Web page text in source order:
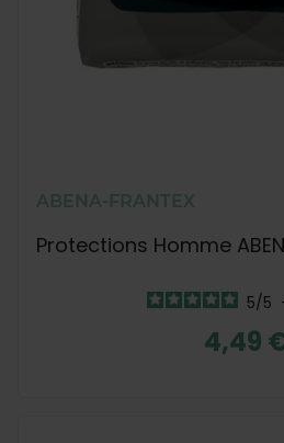
ABENA-FRANTEX
Protections Homme
5/5
4,49